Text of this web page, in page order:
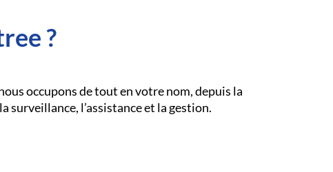
?
occupons de tout en votre nom, depuis la
surveillance, l’assistance et la gestion.